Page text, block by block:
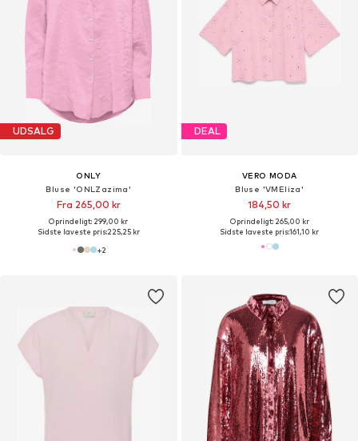
UDSALG
ONLY
Bluse 'ONLZazima'
Fra 265,00 kr
Oprindeligt: 299,00 kr
Sidste laveste pris:225,25 kr
+2
DEAL
VERO MODA
Bluse 'VMEliza'
184,50 kr
Oprindeligt: 265,00 kr
Sidste laveste pris:161,10 kr